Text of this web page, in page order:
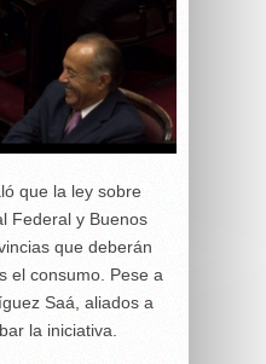
que la ley sobre
Federal y Buenos
que deberán
el consumo. Pese a
Saá, aliados a
la iniciativa.